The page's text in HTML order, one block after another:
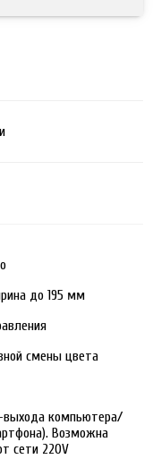
до 195 мм
смены цвета
выхода компьютера/
Возможна
сети 220V